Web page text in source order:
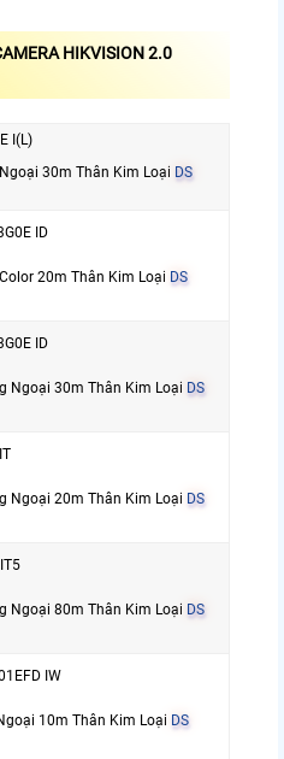
HIKVISION 2.0
I(L)
30m Thân Kim Loại DS
ID
20m Thân Kim Loại DS
ID
Ngoại 30m Thân Kim Loại DS
Ngoại 20m Thân Kim Loại DS
Ngoại 80m Thân Kim Loại DS
IW
10m Thân Kim Loại DS